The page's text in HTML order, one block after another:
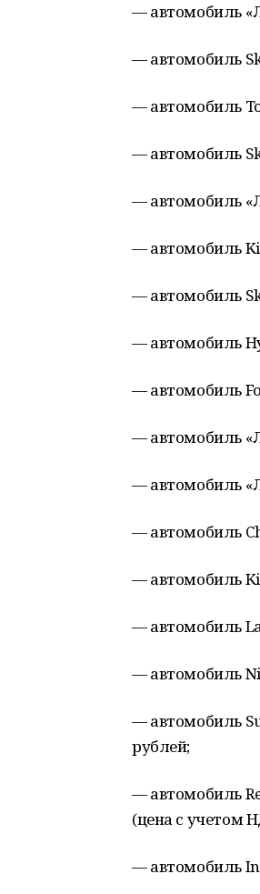
— автомобиль
— автомобиль
— автомобиль
— автомобиль
— автомобиль
— автомобиль
— автомобиль
— автомобиль
— автомобиль
— автомобиль
— автомобиль
— автомобиль
— автомобиль
— автомобиль
— автомобиль
— автомобиль
рублей;
— автомобиль
(цена с учетом
— автомобиль